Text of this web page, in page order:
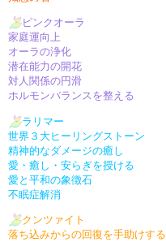
ピンクオーラ
家庭運向上
オーラの浄化
潜在能力の開花
対人関係の円滑
ホルモンバランスを整える
ラリマー
世界３大ヒーリングストーン
精神的なダメージの癒し
愛・癒し・安らぎを授ける
愛と平和の象徴石
不眠症解消
クンツァイト
落ち込みからの回復を手助けする